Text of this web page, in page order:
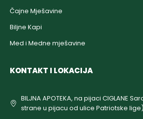
Čajne Mješavine
Biljne Kapi
Med i Medne mješavine
KONTAKT I LOKACIJA
BILJNA APOTEKA, na pijaci CIGLANE
strane u pijacu od ulice Patriotske lige)